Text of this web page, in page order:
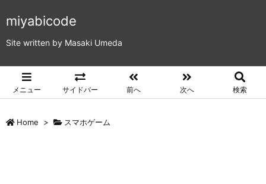
miyabicode
Site written by Masaki Umeda
メニュー サイドバー 前へ 次へ 検索
Home > スマホゲーム